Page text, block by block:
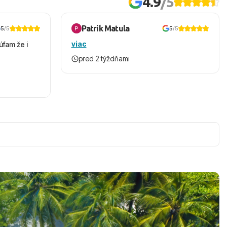
5/5
že i
Patrik Matula 5/5
viac
pred 2 týždňami